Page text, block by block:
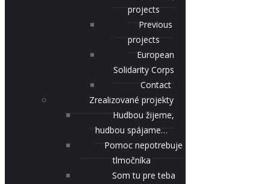
projects
Previous
projects
European
Solidarity Corps
Contact
Zrealizované projekty
Hudbou žijeme,
hudbou spájame…
Pomoc nepotrebuje
tlmočníka
Som tu pre teba